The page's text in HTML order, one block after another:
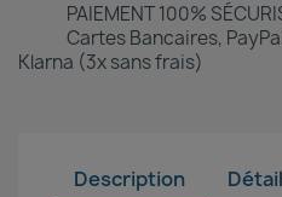
PAIEMENT 100%
Cartes Bancaires,
Klarna (3x sans frais)
Description